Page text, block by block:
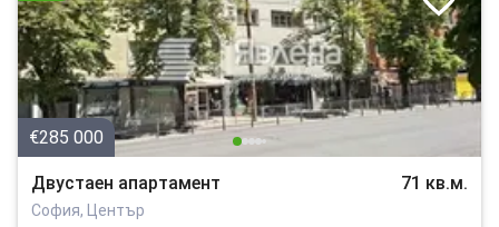
€285 000
Двустаен апартамент 71 кв.м.
София, Център